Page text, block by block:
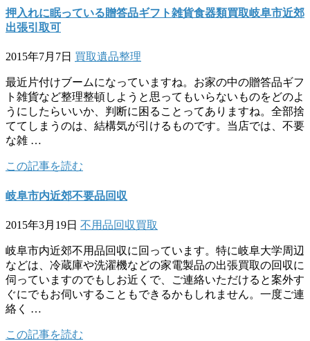
押入れに眠っている贈答品ギフト雑貨食器類買取岐阜市近郊
出張引取可
2015年7月7日 買取遺品整理
最近片付けブームになっていますね。お家の中の贈答品ギフ
ト雑貨など整理整頓しようと思ってもいらないものをどのよ
うにしたらいいか、判断に困ることってありますね。全部捨
ててしまうのは、結構気が引けるものです。当店では、不要
な雑 …
この記事を読む
岐阜市内近郊不要品回収
2015年3月19日 不用品回収買取
岐阜市内近郊不用品回収に回っています。特に岐阜大学周辺
などは、冷蔵庫や洗濯機などの家電製品の出張買取の回収に
伺っていますのでもしお近くで、ご連絡いただけると案外す
ぐにでもお伺いすることもできるかもしれません。一度ご連
絡く …
この記事を読む